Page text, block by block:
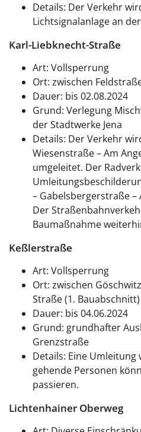
Details: Der Verkehr
Lichtsignalanlage an
Karl-Liebknecht-Straße
Art: Vollsperrung
Ort: zwischen
Dauer: bis 02.08.2024
Grund: Verlegung
der Stadtwerke Jena
Details: Der Verkehr
Wiesenstraße – Am
umgeleitet. Der
– Gabelsbergerstraße
Der
Baumaßnahme
Keßlerstraße
Art: Vollsperrung
Ort: zwischen
Straße (1. Bauabschnitt)
Dauer: bis 04.06.2024
Grund: grundhafter
Grenzstraße
Details: Eine Umleitung
gehende Personen
passieren.
Lichtenhainer Oberweg